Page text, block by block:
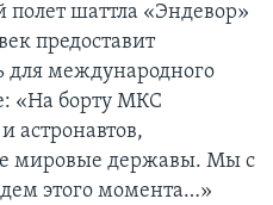
шаттла «Эндевор»
предоставит
для международного
«На борту МКС
астронавтов,
мировые державы. Мы с
этого момента…»